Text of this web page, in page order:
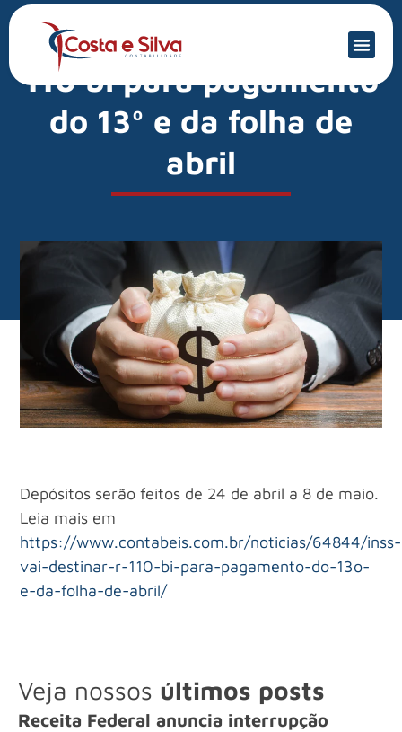
Mercado Financeiro
INSS vai destinar R$
110 bi para pagamento
do 13º e da folha de
abril
Depósitos serão feitos de 24 de abril a 8 de maio.
Leia mais em
https://www.contabeis.com.br/noticias/64844/inss-
vai-destinar-r-110-bi-para-pagamento-do-13o-
e-da-folha-de-abril/
Veja nossos últimos posts
Receita Federal anuncia interrupção